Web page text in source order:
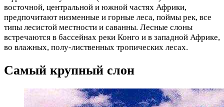
восточной, центральной и южной частях Африки,
предпочитают низменные и горные леса, поймы рек, все
типы лесистой местности и саванны. Лесные слоны
встречаются в бассейнах реки Конго и в западной Африке,
во влажных, полу-лиственных тропических лесах.
Самый крупный слон